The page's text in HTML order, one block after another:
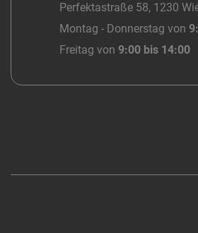
Perfektastraße 58, 1230
Montag - Donnerstag von
Freitag von 9:00 bis 14:00